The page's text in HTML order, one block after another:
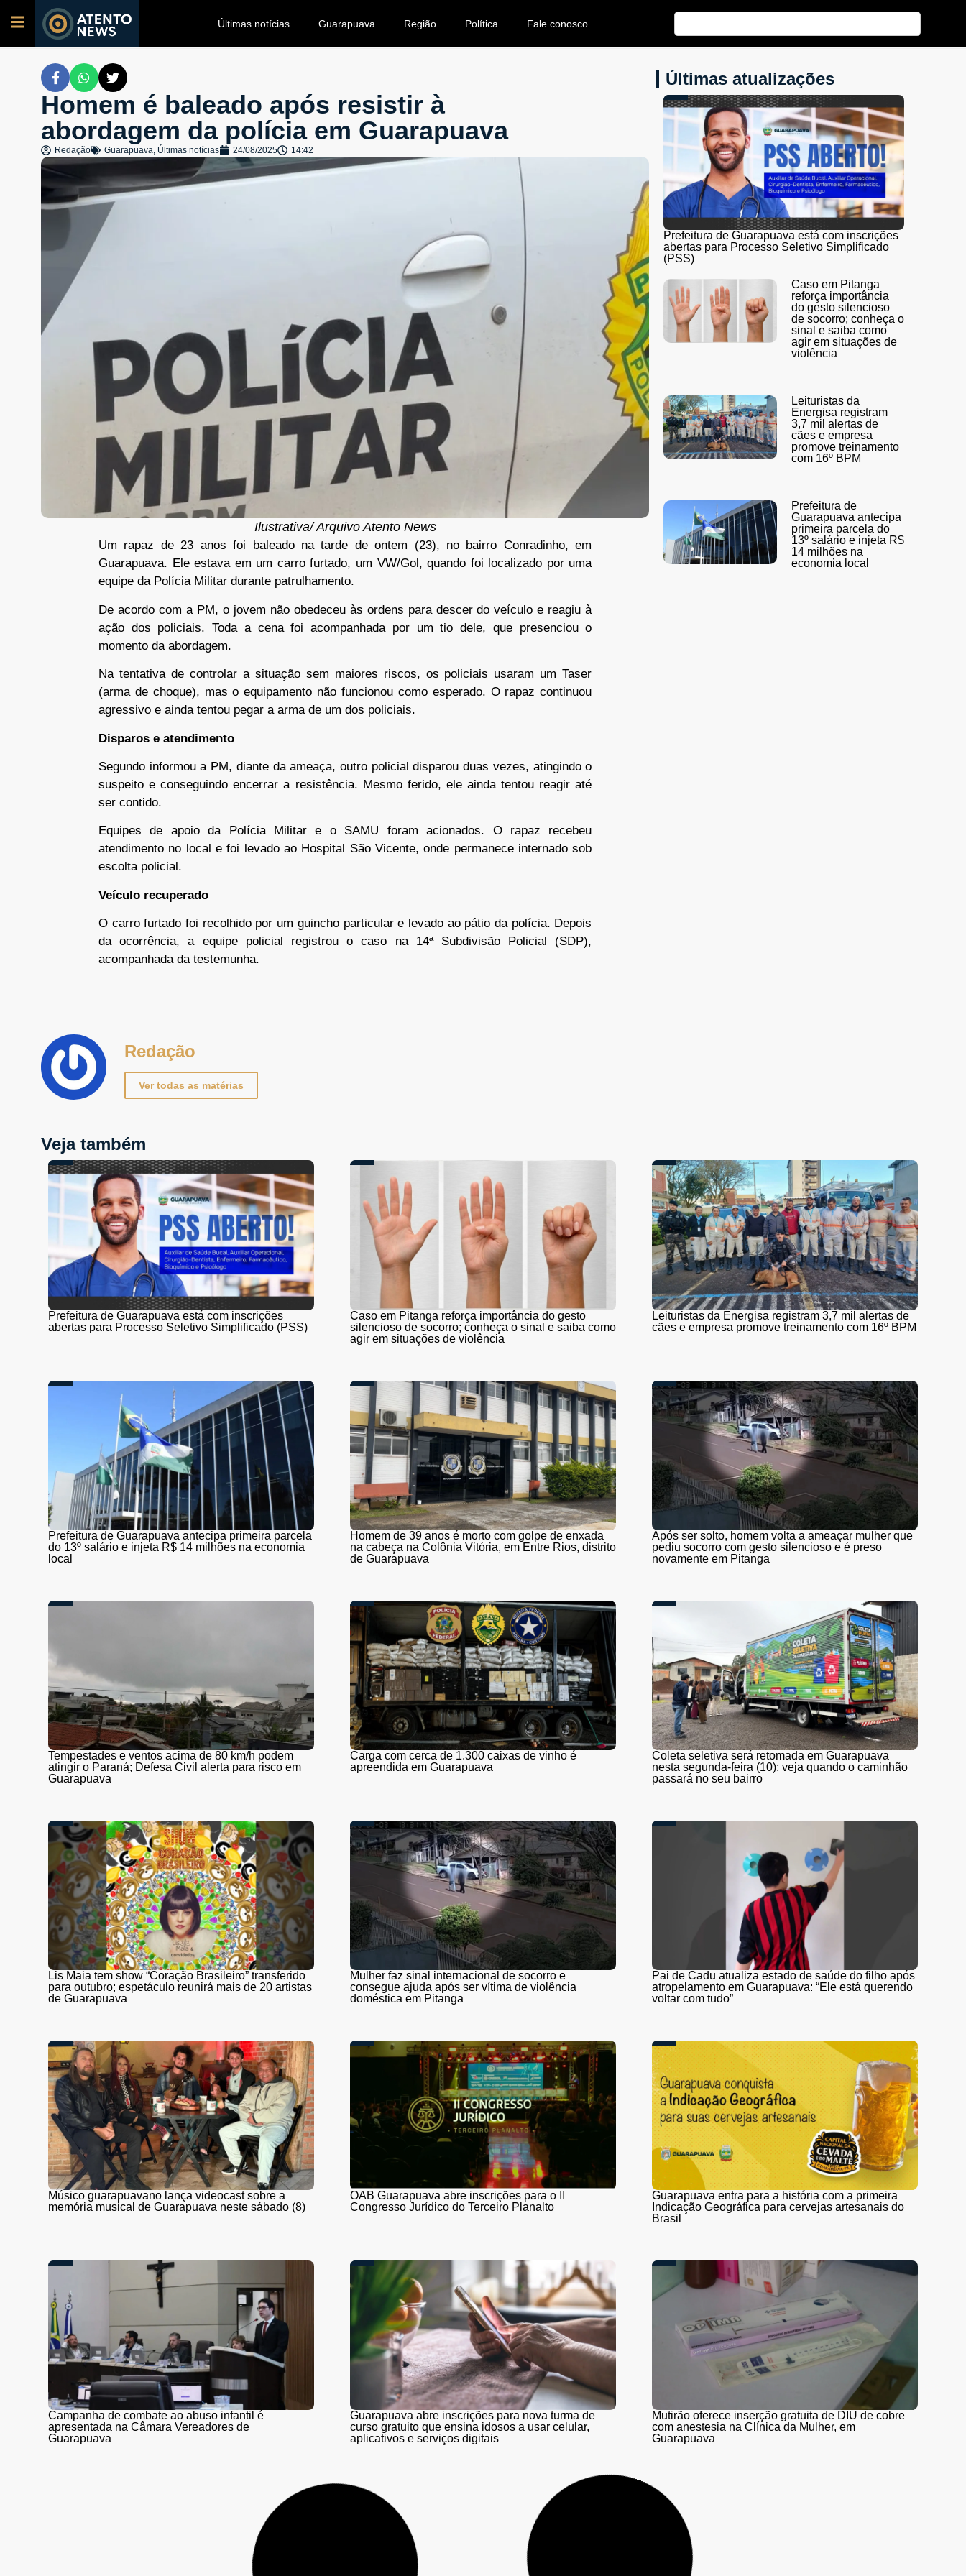
Últimas notícias Guarapuava Região Política Fale conosco
Homem é baleado após resistir à
abordagem da polícia em Guarapuava
Redação Guarapuava, Últimas notícias 24/08/2025 14:42
Ilustrativa/ Arquivo Atento News
Um rapaz de 23 anos foi baleado na tarde de ontem (23), no bairro Conradinho, em
Guarapuava. Ele estava em um carro furtado, um VW/Gol, quando foi localizado por uma
equipe da Polícia Militar durante patrulhamento.
De acordo com a PM, o jovem não obedeceu às ordens para descer do veículo e reagiu à
ação dos policiais. Toda a cena foi acompanhada por um tio dele, que presenciou o
momento da abordagem.
Na tentativa de controlar a situação sem maiores riscos, os policiais usaram um Taser
(arma de choque), mas o equipamento não funcionou como esperado. O rapaz continuou
agressivo e ainda tentou pegar a arma de um dos policiais.
Disparos e atendimento
Segundo informou a PM, diante da ameaça, outro policial disparou duas vezes, atingindo o
suspeito e conseguindo encerrar a resistência. Mesmo ferido, ele ainda tentou reagir até
ser contido.
Equipes de apoio da Polícia Militar e o SAMU foram acionados. O rapaz recebeu
atendimento no local e foi levado ao Hospital São Vicente, onde permanece internado sob
escolta policial.
Veículo recuperado
O carro furtado foi recolhido por um guincho particular e levado ao pátio da polícia. Depois
da ocorrência, a equipe policial registrou o caso na 14ª Subdivisão Policial (SDP),
acompanhada da testemunha.
Últimas atualizações
Prefeitura de Guarapuava está com inscrições
abertas para Processo Seletivo Simplificado
(PSS)
Caso em Pitanga
reforça importância
do gesto silencioso
de socorro; conheça o
sinal e saiba como
agir em situações de
violência
Leituristas da
Energisa registram
3,7 mil alertas de
cães e empresa
promove treinamento
com 16º BPM
Prefeitura de
Guarapuava antecipa
primeira parcela do
13º salário e injeta R$
14 milhões na
economia local
Redação
Ver todas as matérias
Veja também
Prefeitura de Guarapuava está com inscrições
abertas para Processo Seletivo Simplificado (PSS)
Caso em Pitanga reforça importância do gesto
silencioso de socorro; conheça o sinal e saiba como
agir em situações de violência
Leituristas da Energisa registram 3,7 mil alertas de
cães e empresa promove treinamento com 16º BPM
Prefeitura de Guarapuava antecipa primeira parcela
do 13º salário e injeta R$ 14 milhões na economia
local
Homem de 39 anos é morto com golpe de enxada
na cabeça na Colônia Vitória, em Entre Rios, distrito
de Guarapuava
Após ser solto, homem volta a ameaçar mulher que
pediu socorro com gesto silencioso e é preso
novamente em Pitanga
Tempestades e ventos acima de 80 km/h podem
atingir o Paraná; Defesa Civil alerta para risco em
Guarapuava
Carga com cerca de 1.300 caixas de vinho é
apreendida em Guarapuava
Coleta seletiva será retomada em Guarapuava
nesta segunda-feira (10); veja quando o caminhão
passará no seu bairro
Lis Maia tem show “Coração Brasileiro” transferido
para outubro; espetáculo reunirá mais de 20 artistas
de Guarapuava
Mulher faz sinal internacional de socorro e
consegue ajuda após ser vítima de violência
doméstica em Pitanga
Pai de Cadu atualiza estado de saúde do filho após
atropelamento em Guarapuava: “Ele está querendo
voltar com tudo”
Músico guarapuavano lança videocast sobre a
memória musical de Guarapuava neste sábado (8)
OAB Guarapuava abre inscrições para o II
Congresso Jurídico do Terceiro Planalto
Guarapuava entra para a história com a primeira
Indicação Geográfica para cervejas artesanais do
Brasil
Campanha de combate ao abuso infantil é
apresentada na Câmara Vereadores de
Guarapuava
Guarapuava abre inscrições para nova turma de
curso gratuito que ensina idosos a usar celular,
aplicativos e serviços digitais
Mutirão oferece inserção gratuita de DIU de cobre
com anestesia na Clínica da Mulher, em
Guarapuava
PR-466 terá interdições totais para detonação de
rochas entre Guarapuava e Turvo nesta quinta (6) e
Obras na Serra da Esperança seguem nesta quarta
(5) e quinta-feira (6) sem interdições; Pare e Siga
retorna na sexta (7)
Guarapuava adere à Estratégia de Multivacinação
2026, promovida pelo Ministério da Saúde; veja
quem deve se vacinar e os locais de atendimento